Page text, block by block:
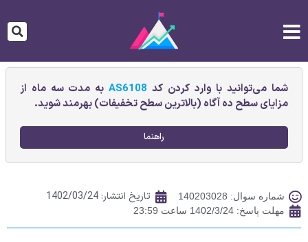
شما می‌توانید با وارد کردن کد AS6108به مدت سه ماه از
مزایای سطح ده آگاه (بالاترین سطح تخفیفات) بهرمند شوید.
راهنما
شماره سوال: 140203028 تاریخ انتشار: 1402/03/24
مهلت پاسخ: 1402/3/24 ساعت 23:59